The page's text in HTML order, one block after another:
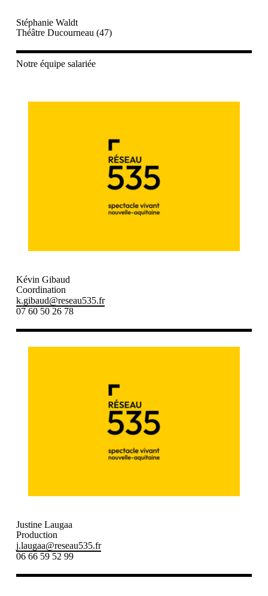
Stéphanie Waldt
Théâtre Ducourneau (47)
Notre équipe salariée
Kévin Gibaud
Coordination
k.gibaud@reseau535.fr
07 60 50 26 78
Justine Laugaa
Production
j.laugaa@reseau535.fr
06 66 59 52 99